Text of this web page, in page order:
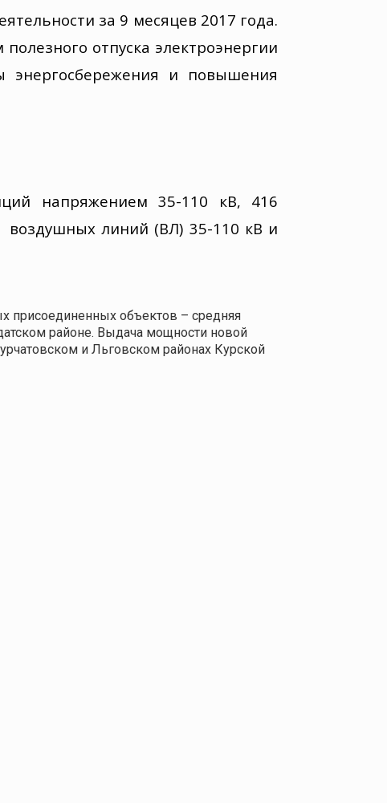
за 9 месяцев 2017 года.
отпуска электроэнергии
энергосбережения и повышения
й напряжением 35-110 кВ, 416
воздушных линий (ВЛ) 35-110 кВ и
присоединенных объектов – средняя
районе. Выдача мощности новой
и Льговском районах Курской